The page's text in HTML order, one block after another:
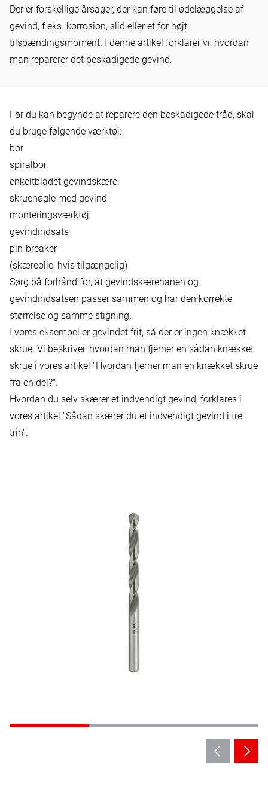
Hvordan reparerer jeg en
beskadiget tråd i 4 trin?
Der er forskellige årsager, der kan føre til ødelæggelse af
gevind, f.eks. korrosion, slid eller et for højt
tilspændingsmoment. I denne artikel forklarer vi, hvordan
man reparerer det beskadigede gevind.
Før du kan begynde at reparere den beskadigede tråd, skal
du bruge følgende værktøj:
bor
spiralbor
enkeltbladet gevindskære
skruenøgle med gevind
monteringsværktøj
gevindindsats
pin-breaker
(skæreolie, hvis tilgængelig)
Sørg på forhånd for, at gevindskærehanen og
gevindindsatsen passer sammen og har den korrekte
størrelse og samme stigning.
I vores eksempel er gevindet frit, så der er ingen knækket
skrue. Vi beskriver, hvordan man fjerner en sådan knækket
skrue i vores artikel "Hvordan fjerner man en knækket skrue
fra en del?".
Hvordan du selv skærer et indvendigt gevind, forklares i
vores artikel "Sådan skærer du et indvendigt gevind i tre
trin".